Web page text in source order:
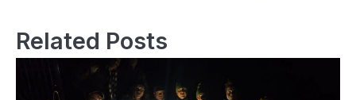
Related Posts